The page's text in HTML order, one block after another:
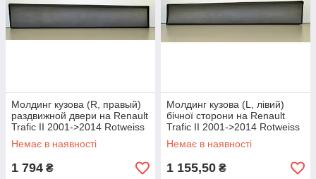
Молдинг кузова (R, правый)
раздвижной двери на Renault
Trafic II 2001->2014 Rotweiss
(Турция) RWS1161
Немає в наявності
1 794 ₴
Молдинг кузова (L, лівий)
бічної сторони на Renault
Trafic II 2001->2014 Rotweiss
(Туреччина) RWS1160
Немає в наявності
1 155,50 ₴